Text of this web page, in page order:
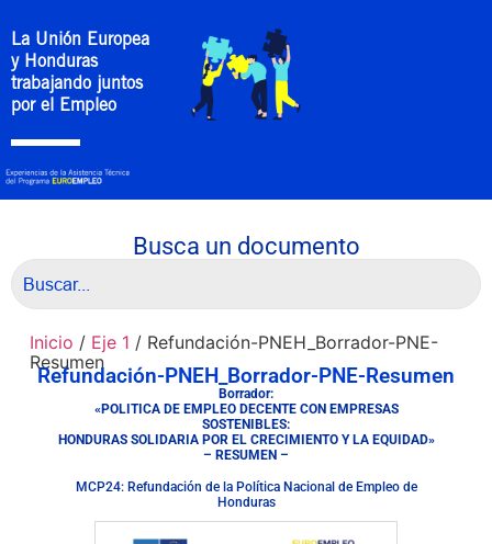
La Unión Europea
y Honduras
trabajando juntos
por el Empleo
Busca un documento
Inicio / Eje 1 / Refundación-PNEH_Borrador-PNE-
Resumen
Refundación-PNEH_Borrador-PNE-Resumen
Borrador:
«POLITICA DE EMPLEO DECENTE CON EMPRESAS
SOSTENIBLES:
HONDURAS SOLIDARIA POR EL CRECIMIENTO Y LA EQUIDAD»
– RESUMEN –
MCP24: Refundación de la Política Nacional de Empleo de
Honduras